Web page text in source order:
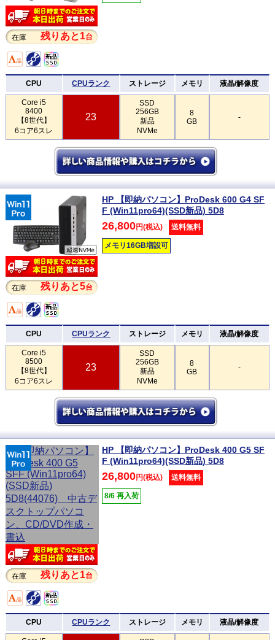
在庫 残りあと1台
CPU CPUランク ストレージ メモリ 液晶/解像度
Core i5
8400
【8世代】
6コア6スレ
23
SSD
256GB
新品
NVMe
8
GB
-
在庫 残りあと5台
HP 【即納パソコン】ProDesk 600 G4 SF
F (Win11pro64)(SSD新品) 5D8
26,800円(税込) 送料無料
メモリ16GB増設可
CPU CPUランク ストレージ メモリ 液晶/解像度
Core i5
8500
【8世代】
6コア6スレ
23
SSD
256GB
新品
NVMe
8
GB
-
在庫 残りあと1台
HP 【即納パソコン】ProDesk 400 G5 SF
F (Win11pro64)(SSD新品) 5D8
26,800円(税込) 送料無料
8/6 再入荷
CPU CPUランク ストレージ メモリ 液晶/解像度